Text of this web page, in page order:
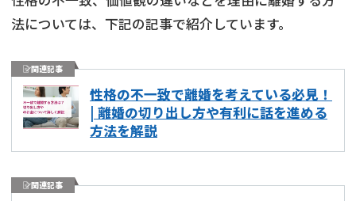
法については、下記の記事で紹介しています。
関連記事
性格の不一致で離婚を考えている必見！
| 離婚の切り出し方や有利に話を進める
方法を解説
関連記事